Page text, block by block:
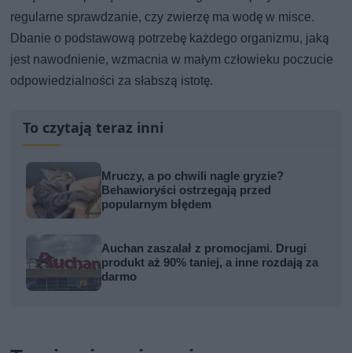
regularne sprawdzanie, czy zwierzę ma wodę w misce.
Dbanie o podstawową potrzebę każdego organizmu, jaką
jest nawodnienie, wzmacnia w małym człowieku poczucie
odpowiedzialności za słabszą istotę.
To czytają teraz inni
Mruczy, a po chwili nagle gryzie?
Behawioryści ostrzegają przed
popularnym błędem
Auchan zaszalał z promocjami. Drugi
produkt aż 90% taniej, a inne rozdają za
darmo